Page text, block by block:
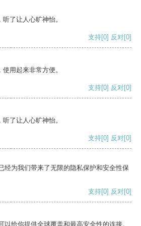
了让人心旷神怡。
支持[0] 反对[0]
用起来非常方便。
支持[0] 反对[0]
了让人心旷神怡。
支持[0] 反对[0]
经为我们带来了无限的隐私保护和安全性保
支持[0] 反对[0]
给你提供全球覆盖和最高安全性的连接。